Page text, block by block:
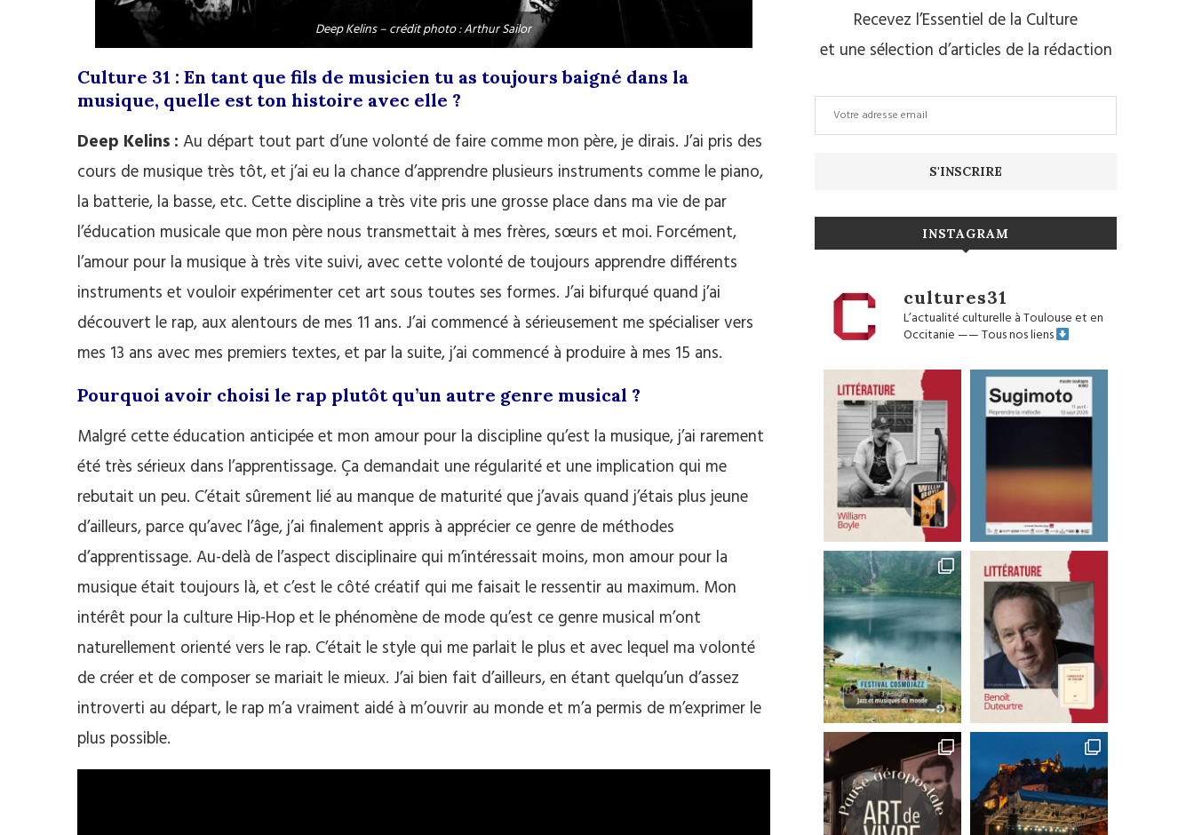
Deep Kelins – crédit photo : Arthur Sailor
Culture 31 : En tant que fils de musicien tu as toujours baigné dans la
musique, quelle est ton histoire avec elle ?
Deep Kelins : Au départ tout part d’une volonté de faire comme mon père, je dirais. J’ai pris des
cours de musique très tôt, et j’ai eu la chance d’apprendre plusieurs instruments comme le piano,
la batterie, la basse, etc. Cette discipline a très vite pris une grosse place dans ma vie de par
l’éducation musicale que mon père nous transmettait à mes frères, sœurs et moi. Forcément,
l’amour pour la musique à très vite suivi, avec cette volonté de toujours apprendre différents
instruments et vouloir expérimenter cet art sous toutes ses formes. J’ai bifurqué quand j’ai
découvert le rap, aux alentours de mes 11 ans. J’ai commencé à sérieusement me spécialiser vers
mes 13 ans avec mes premiers textes, et par la suite, j’ai commencé à produire à mes 15 ans.
Pourquoi avoir choisi le rap plutôt qu’un autre genre musical ?
Malgré cette éducation anticipée et mon amour pour la discipline qu’est la musique, j’ai rarement
été très sérieux dans l’apprentissage. Ça demandait une régularité et une implication qui me
rebutait un peu. C’était sûrement lié au manque de maturité que j’avais quand j’étais plus jeune
d’ailleurs, parce qu’avec l’âge, j’ai finalement appris à apprécier ce genre de méthodes
d’apprentissage. Au-delà de l’aspect disciplinaire qui m’intéressait moins, mon amour pour la
musique était toujours là, et c’est le côté créatif qui me faisait le ressentir au maximum. Mon
intérêt pour la culture Hip-Hop et le phénomène de mode qu’est ce genre musical m’ont
naturellement orienté vers le rap. C’était le style qui me parlait le plus et avec lequel ma volonté
de créer et de composer se mariait le mieux. J’ai bien fait d’ailleurs, en étant quelqu’un d’assez
introverti au départ, le rap m’a vraiment aidé à m’ouvrir au monde et m’a permis de m’exprimer le
plus possible.
Recevez l’Essentiel de la Culture
et une sélection d’articles de la rédaction
INSTAGRAM
cultures31
L’actualité culturelle à Toulouse et en
Occitanie——Tous nos liens